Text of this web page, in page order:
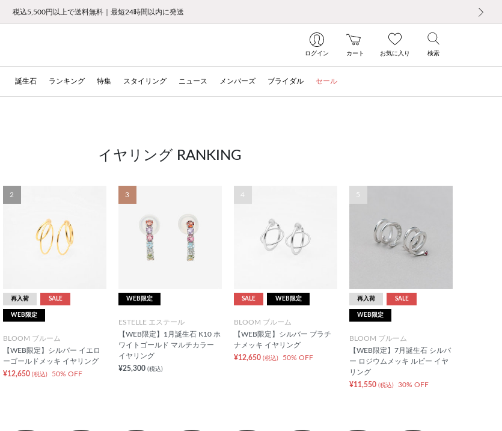
お修理・アフターサービスのご案内
【重要】令和８年熊本地震に伴う集配への影響について
【重要】ギフトラッピング料金改定および仕様変更のお知らせ
【重要】夏季休業の営業についてのご案内
税込5,500円以上で送料無料｜最短24時間以内に発送
新規会員登録で1000ポイントプレゼント！
LINE友だち登録で500円クーポンプレゼント
会員限定！レビュー投稿で100ポイントプレゼント
お修理・アフターサービスのご案内
【重要】令和８年熊本地震に伴う集配への影響について
ログイン カート お気に入り 検索
誕生石 ランキング 特集 スタイリング ニュース メンバーズ ブライダル セール
イヤリング RANKING
2
再入荷 SALE
WEB限定
BLOOM ブルーム
【WEB限定】シルバー イエロ
ーゴールドメッキ イヤリング
¥12,650 (税込) 50% OFF
3
WEB限定
ESTELLE エステール
【WEB限定】1月誕生石 K10 ホ
ワイトゴールド マルチカラー
イヤリング
¥25,300 (税込)
4
SALE WEB限定
BLOOM ブルーム
【WEB限定】シルバー プラチ
ナメッキ イヤリング
¥12,650 (税込) 50% OFF
5
再入荷 SALE
WEB限定
BLOOM ブルーム
【WEB限定】7月誕生石 シルバ
ー ロジウムメッキ ルビー イヤ
リング
¥11,550 (税込) 30% OFF